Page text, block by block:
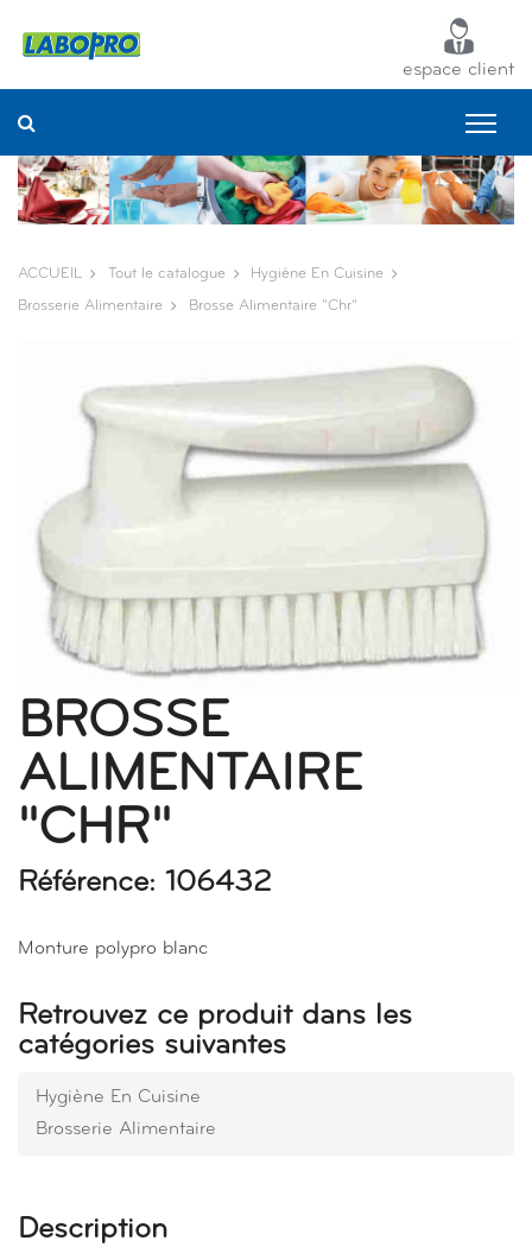
espace client
ACCUEIL Tout le catalogue Hygiène En Cuisine
Brosserie Alimentaire Brosse Alimentaire "chr"
BROSSE
ALIMENTAIRE
"CHR"
Référence: 106432
Monture polypro blanc
Retrouvez ce produit dans les
catégories suivantes
Hygiène En Cuisine
Brosserie Alimentaire
Description